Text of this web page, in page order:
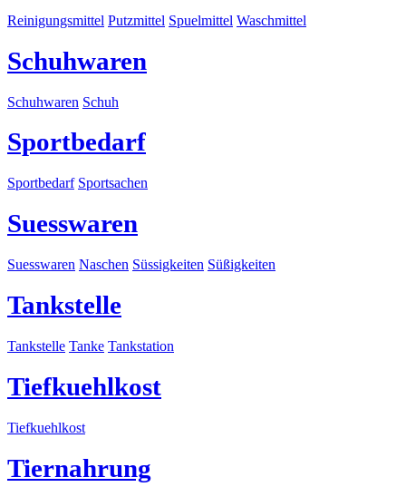
Reinigungsmittel Putzmittel Spuelmittel Waschmittel
Schuhwaren
Schuhwaren Schuh
Sportbedarf
Sportbedarf Sportsachen
Suesswaren
Suesswaren Naschen Süssigkeiten Süßigkeiten
Tankstelle
Tankstelle Tanke Tankstation
Tiefkuehlkost
Tiefkuehlkost
Tiernahrung